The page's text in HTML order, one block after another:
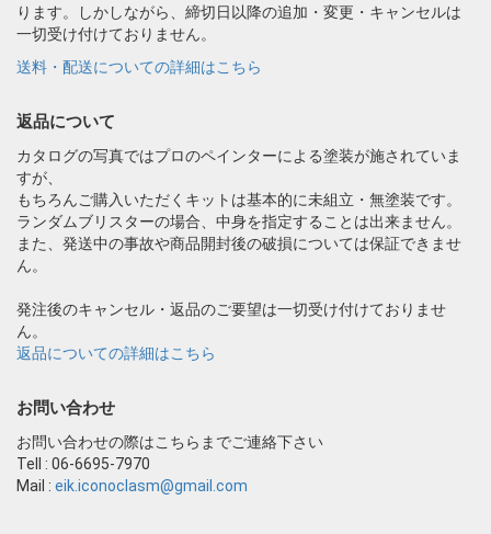
ります。しかしながら、締切日以降の追加・変更・キャンセルは
一切受け付けておりません。
送料・配送についての詳細はこちら
返品について
カタログの写真ではプロのペインターによる塗装が施されていま
すが、
もちろんご購入いただくキットは基本的に未組立・無塗装です。
ランダムブリスターの場合、中身を指定することは出来ません。
また、発送中の事故や商品開封後の破損については保証できませ
ん。
発注後のキャンセル・返品のご要望は一切受け付けておりませ
ん。
返品についての詳細はこちら
お問い合わせ
お問い合わせの際はこちらまでご連絡下さい
Tell : 06-6695-7970
Mail : eik.iconoclasm@gmail.com